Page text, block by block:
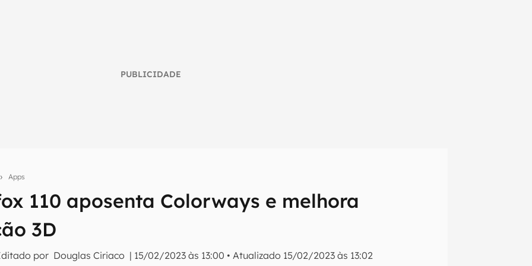
PUBLICIDADE
Apps
110 aposenta Colorways e melhora
3D
por Douglas Ciriaco | 15/02/2023 às 13:00 •Atualizado 15/02/2023 às 13:02
do Canaltech e receba notícias e reviews sobre tecnologia em primeira